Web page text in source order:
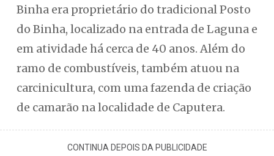
Binha era proprietário do tradicional Posto
do Binha, localizado na entrada de Laguna e
em atividade há cerca de 40 anos. Além do
ramo de combustíveis, também atuou na
carcinicultura, com uma fazenda de criação
de camarão na localidade de Caputera.
CONTINUA DEPOIS DA PUBLICIDADE